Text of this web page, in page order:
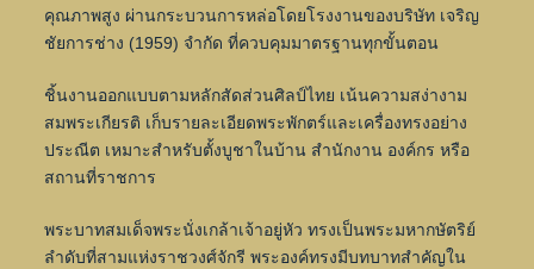
คุณภาพสูง ผ่านกระบวนการหล่อโดยโรงงานของบริษัท เจริญ
ชัยการช่าง (1959) จำกัด ที่ควบคุมมาตรฐานทุกขั้นตอน
ชิ้นงานออกแบบตามหลักสัดส่วนศิลป์ไทย เน้นความสง่างาม
สมพระเกียรติ เก็บรายละเอียดพระพักตร์และเครื่องทรงอย่าง
ประณีต เหมาะสำหรับตั้งบูชาในบ้าน สำนักงาน องค์กร หรือ
สถานที่ราชการ
พระบาทสมเด็จพระนั่งเกล้าเจ้าอยู่หัว ทรงเป็นพระมหากษัตริย์
ลำดับที่สามแห่งราชวงศ์จักรี พระองค์ทรงมีบทบาทสำคัญใน